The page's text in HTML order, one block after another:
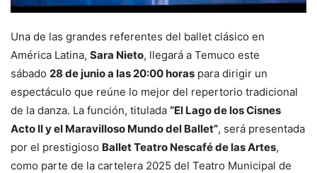
Una de las grandes referentes del ballet clásico en
América Latina, Sara Nieto, llegará a Temuco este
sábado 28 de junio a las 20:00 horas para dirigir un
espectáculo que reúne lo mejor del repertorio tradicional
de la danza. La función, titulada “El Lago de los Cisnes
Acto II y el Maravilloso Mundo del Ballet”, será presentada
por el prestigioso Ballet Teatro Nescafé de las Artes,
como parte de la cartelera 2025 del Teatro Municipal de